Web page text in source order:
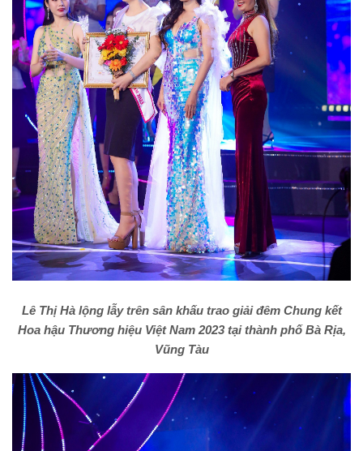
Lê Thị Hà lộng lẫy trên sân khấu trao giải đêm Chung kết
Hoa hậu Thương hiệu Việt Nam 2023 tại thành phố Bà Rịa,
Vũng Tàu